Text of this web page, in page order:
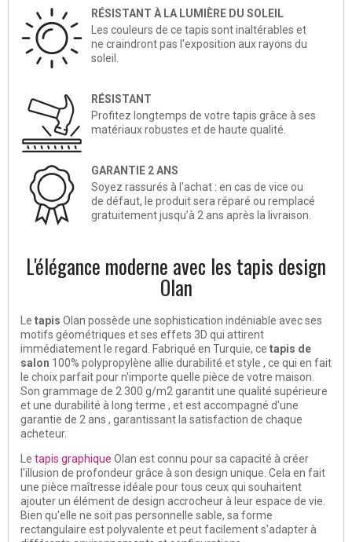
RÉSISTANT À LA LUMIÈRE DU SOLEIL
Les couleurs de ce tapis sont inaltérables et
ne craindront pas l'exposition aux rayons du
soleil.
RÉSISTANT
Profitez longtemps de votre tapis grâce à ses
matériaux robustes et de haute qualité.
GARANTIE 2 ANS
Soyez rassurés à l'achat : en cas de vice ou
de défaut, le produit sera réparé ou remplacé
gratuitement jusqu’à 2 ans après la livraison.
L'élégance moderne avec les tapis design
Olan
Le tapis Olan possède une sophistication indéniable avec ses
motifs géométriques et ses effets 3D qui attirent
immédiatement le regard. Fabriqué en Turquie, ce tapis de
salon 100% polypropylène allie durabilité et style , ce qui en fait
le choix parfait pour n'importe quelle pièce de votre maison.
Son grammage de 2 300 g/m2 garantit une qualité supérieure
et une durabilité à long terme , et est accompagné d'une
garantie de 2 ans , garantissant la satisfaction de chaque
acheteur.
Le tapis graphique Olan est connu pour sa capacité à créer
l'illusion de profondeur grâce à son design unique. Cela en fait
une pièce maîtresse idéale pour tous ceux qui souhaitent
ajouter un élément de design accrocheur à leur espace de vie.
Bien qu'elle ne soit pas personnelle sable, sa forme
rectangulaire est polyvalente et peut facilement s'adapter à